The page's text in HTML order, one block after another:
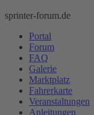
sprinter-forum.de
Portal
Forum
FAQ
Galerie
Marktplatz
Fahrerkarte
Veranstaltungen
Anleitungen